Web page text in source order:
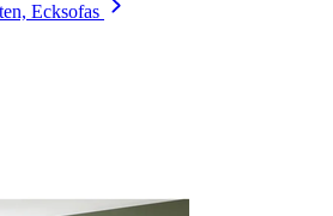
Ecksofas